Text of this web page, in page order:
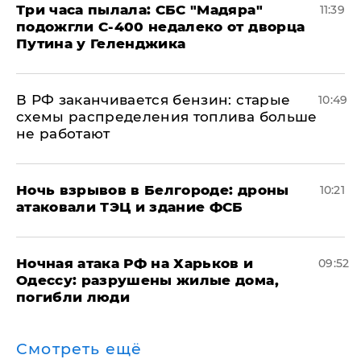
Три часа пылала: СБС "Мадяра"
подожгли С-400 недалеко от дворца
Путина у Геленджика
11:39
​В РФ заканчивается бензин: старые
схемы распределения топлива больше
не работают
10:49
​Ночь взрывов в Белгороде: дроны
атаковали ТЭЦ и здание ФСБ
10:21
​Ночная атака РФ на Харьков и
Одессу: разрушены жилые дома,
погибли люди
09:52
Смотреть ещё